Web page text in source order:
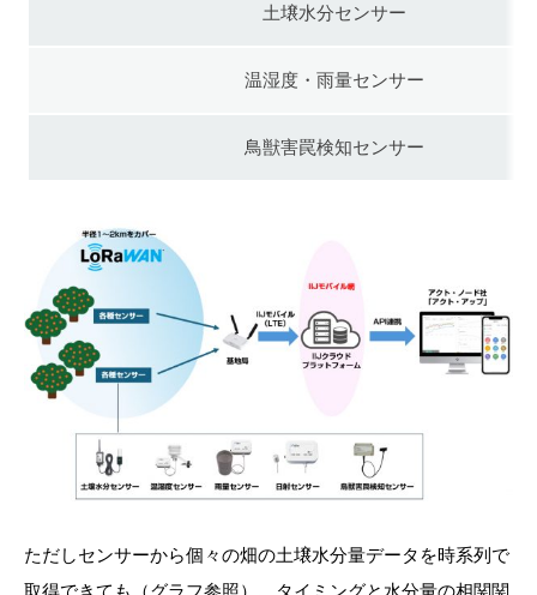
土壌水分センサー
温湿度・雨量センサー
鳥獣害罠検知センサー
ただしセンサーから個々の畑の土壌水分量データを時系列で
取得できても（グラフ参照）、タイミングと水分量の相関関